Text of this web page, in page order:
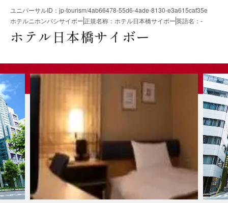
ユニバーサルID ： jp-tourism/4ab66478-55d6-4ade-8130-e3a615caf35e
ホテルニホンバシサイボー正規名称 ： ホテル日本橋サイボー英語名 ： -
ホテル日本橋サイボー